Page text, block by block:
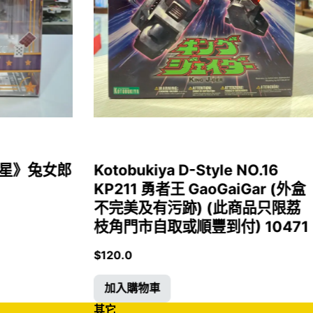
》兔女郎
Kotobukiya D-Style NO.16
KP211 勇者王 GaoGaiGar (外盒
不完美及有污跡) (此商品只限荔
枝角門市自取或順豐到付) 10471
$120.0
加入購物車
其它